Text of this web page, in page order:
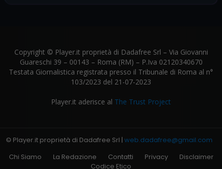
Copyright © Player.it proprietà di Dadafree Srl – Via Giovanni
Guareschi 39 – 00143 – Roma (RM) – P.Iva 02120340670
Testata Giornalistica registrata presso il Tribunale di Roma al n°
103/2023 del 21-07-2023
Player.it aderisce al The Trust Project
© Player.it proprietà di Dadafree Srl | web.dadafree@gmail.com
Chi Siamo
La Redazione Contatti Privacy
Disclaimer
Codice Etico